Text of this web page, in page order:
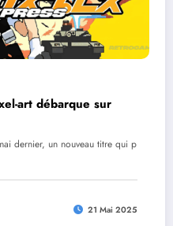
art débarque sur
dernier, un nouveau titre qui p
21 Mai 2025